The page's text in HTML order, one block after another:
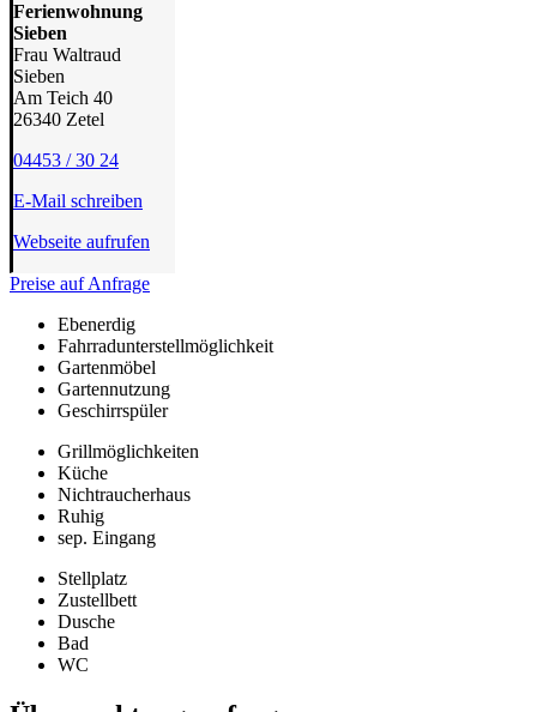
Ferienwohnung
Sieben
Frau Waltraud
Sieben
Am Teich 40
26340 Zetel
04453 / 30 24
E-Mail schreiben
Webseite aufrufen
Preise auf Anfrage
Ebenerdig
Fahrradunterstellmöglichkeit
Gartenmöbel
Gartennutzung
Geschirrspüler
Grillmöglichkeiten
Küche
Nichtraucherhaus
Ruhig
sep. Eingang
Stellplatz
Zustellbett
Dusche
Bad
WC